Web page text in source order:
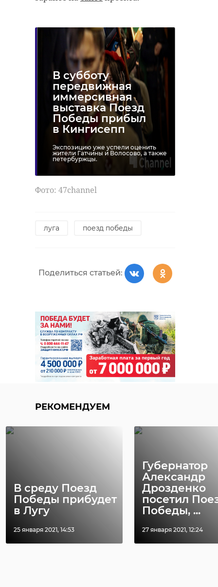
В субботу
передвижная
иммерсивная
выставка Поезд
Победы прибыл
в Кингисепп
Экспозицию уже успели оценить
жители Гатчины и Волосово, а также
петербуржцы.
Фото: 47channel
луга поезд победы
Поделиться статьей:
РЕКОМЕНДУЕМ
В среду Поезд
Победы прибудет
в Лугу
25 января 2021, 14:53
Губернатор
Александр
Дрозденко
посетил
Победы, ...
27 января 2021, 12:24